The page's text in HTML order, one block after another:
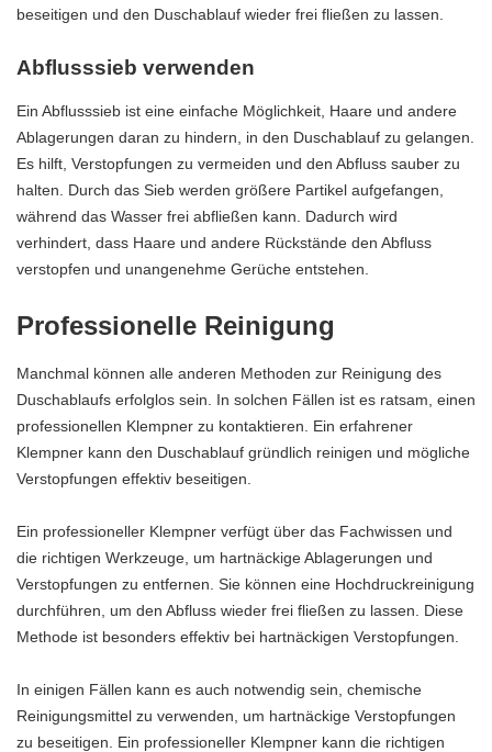
beseitigen und den Duschablauf wieder frei fließen zu lassen.
Abflusssieb verwenden
Ein Abflusssieb ist eine einfache Möglichkeit, Haare und andere
Ablagerungen daran zu hindern, in den Duschablauf zu gelangen.
Es hilft, Verstopfungen zu vermeiden und den Abfluss sauber zu
halten. Durch das Sieb werden größere Partikel aufgefangen,
während das Wasser frei abfließen kann. Dadurch wird
verhindert, dass Haare und andere Rückstände den Abfluss
verstopfen und unangenehme Gerüche entstehen.
Professionelle Reinigung
Manchmal können alle anderen Methoden zur Reinigung des
Duschablaufs erfolglos sein. In solchen Fällen ist es ratsam, einen
professionellen Klempner zu kontaktieren. Ein erfahrener
Klempner kann den Duschablauf gründlich reinigen und mögliche
Verstopfungen effektiv beseitigen.
Ein professioneller Klempner verfügt über das Fachwissen und
die richtigen Werkzeuge, um hartnäckige Ablagerungen und
Verstopfungen zu entfernen. Sie können eine Hochdruckreinigung
durchführen, um den Abfluss wieder frei fließen zu lassen. Diese
Methode ist besonders effektiv bei hartnäckigen Verstopfungen.
In einigen Fällen kann es auch notwendig sein, chemische
Reinigungsmittel zu verwenden, um hartnäckige Verstopfungen
zu beseitigen. Ein professioneller Klempner kann die richtigen